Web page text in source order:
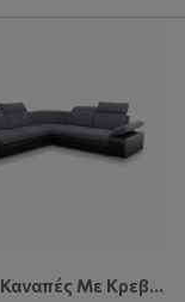
Otaka I Καναπές Με Κρεβάτι Και Αποθηκευτικό Χώρο